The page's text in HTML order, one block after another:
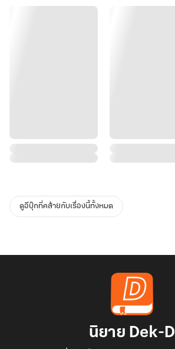
ดูอีบุ๊กที่คล้ายกับเรื่องนี้ทั้งหมด
นิยาย Dek-D